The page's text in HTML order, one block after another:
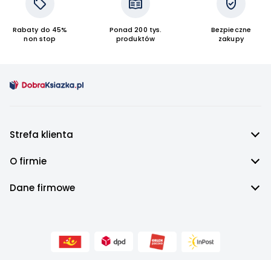
Prezenty na Dzień Dziecka
Minecraft
Marvel
Hello Kitty
SpongeBob
Kraina Lodu
Rabaty do 45%
non stop
Ponad 200 tys.
produktów
Bezpieczne
zakupy
Strefa klienta
O firmie
Dane firmowe